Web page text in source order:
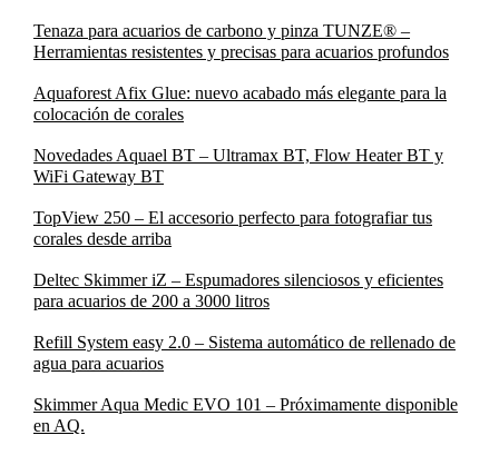
Tenaza para acuarios de carbono y pinza TUNZE® –
Herramientas resistentes y precisas para acuarios profundos
Aquaforest Afix Glue: nuevo acabado más elegante para la
colocación de corales
Novedades Aquael BT – Ultramax BT, Flow Heater BT y
WiFi Gateway BT
TopView 250 – El accesorio perfecto para fotografiar tus
corales desde arriba
Deltec Skimmer iZ – Espumadores silenciosos y eficientes
para acuarios de 200 a 3000 litros
Refill System easy 2.0 – Sistema automático de rellenado de
agua para acuarios
Skimmer Aqua Medic EVO 101 – Próximamente disponible
en AQ.